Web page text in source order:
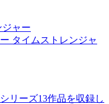
ャー
タイムストレンジャ
リーズ13作品を収録し